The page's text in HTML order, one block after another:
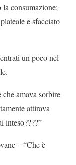
consumazione;
e sfacciato
un poco nel
amava sorbire
attirava
inteso????”
– “Che è